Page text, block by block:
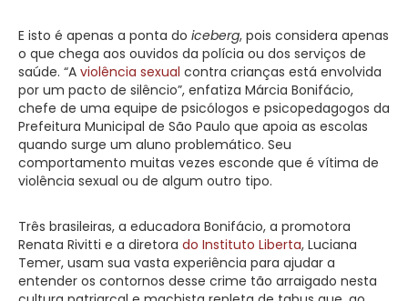
E isto é apenas a ponta do iceberg, pois considera apenas
o que chega aos ouvidos da polícia ou dos serviços de
saúde. “A violência sexual contra crianças está envolvida
por um pacto de silêncio”, enfatiza Márcia Bonifácio,
chefe de uma equipe de psicólogos e psicopedagogos da
Prefeitura Municipal de São Paulo que apoia as escolas
quando surge um aluno problemático. Seu
comportamento muitas vezes esconde que é vítima de
violência sexual ou de algum outro tipo.
Três brasileiras, a educadora Bonifácio, a promotora
Renata Rivitti e a diretora do Instituto Liberta, Luciana
Temer, usam sua vasta experiência para ajudar a
entender os contornos desse crime tão arraigado nesta